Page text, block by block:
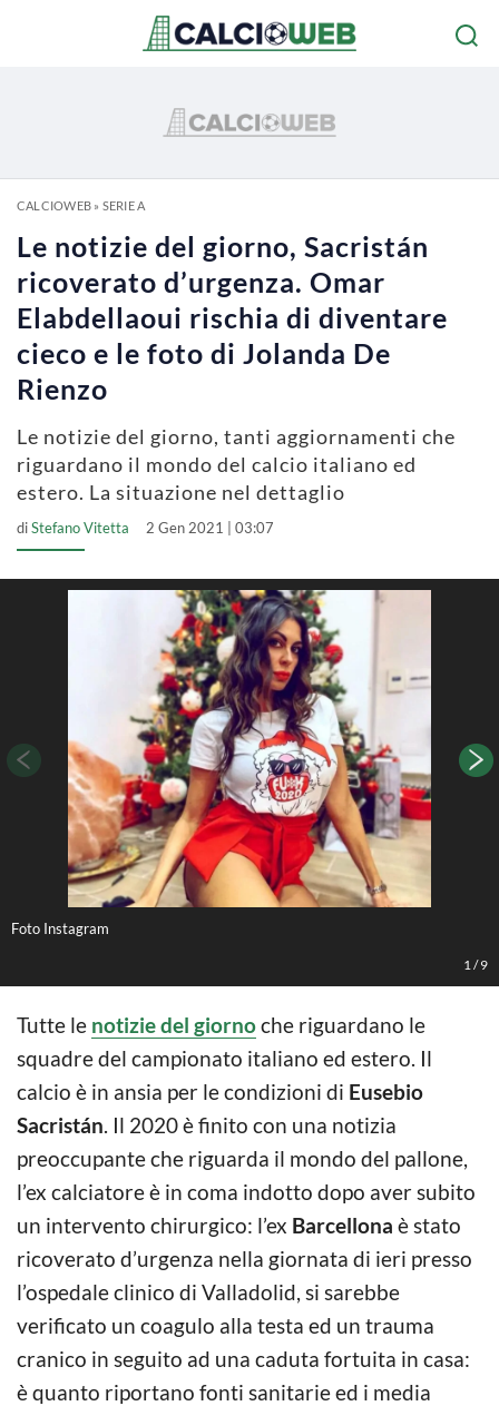
CALCIOWEB» SERIE A
Le notizie del giorno, Sacristán
ricoverato d’urgenza. Omar
Elabdellaoui rischia di diventare
cieco e le foto di Jolanda De
Rienzo
Le notizie del giorno, tanti aggiornamenti che
riguardano il mondo del calcio italiano ed
estero. La situazione nel dettaglio
diStefano Vitetta 2 Gen 2021 | 03:07
Foto Instagram
1 /9
Tutte le notizie del giornoche riguardano le
squadre del campionato italiano ed estero. Il
calcio è in ansia per le condizioni di Eusebio
Sacristán. Il 2020 è finito con una notizia
preoccupante che riguarda il mondo del pallone,
l’ex calciatore è in coma indotto dopo aver subito
un intervento chirurgico: l’ex Barcellona è stato
ricoverato d’urgenza nella giornata di ieri presso
l’ospedale clinico di Valladolid, si sarebbe
verificato un coagulo alla testa ed un trauma
cranico in seguito ad una caduta fortuita in casa:
è quanto riportano fonti sanitarie ed i media